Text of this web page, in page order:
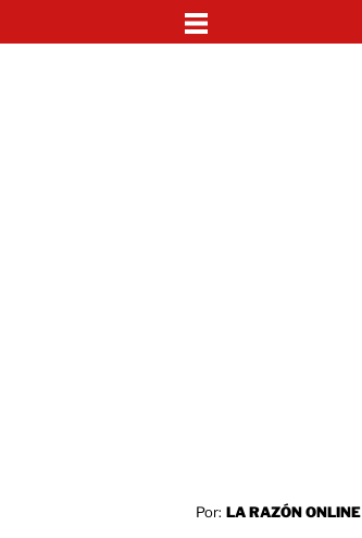
Por: LA RAZÓN ONLINE